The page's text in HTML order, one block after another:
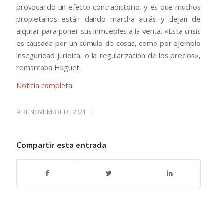
provocando un efecto contradictorio, y es que muchos
propietarios están dando marcha atrás y dejan de
alquilar para poner sus inmuebles a la venta. «Esta crisis
es causada por un cúmulo de cosas, como por ejemplo
inseguridad jurídica, o la regularización de los precios»,
remarcaba Huguet.
Noticia completa
9 DE NOVIEMBRE DE 2021 /
Compartir esta entrada